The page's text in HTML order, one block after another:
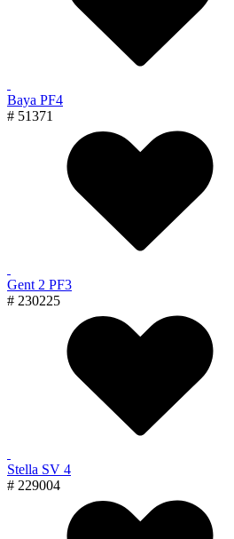
Baya PF4
# 51371
Gent 2 PF3
# 230225
Stella SV 4
# 229004